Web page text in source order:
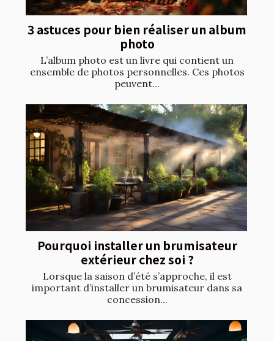
3 astuces pour bien réaliser un album
photo
L’album photo est un livre qui contient un
ensemble de photos personnelles. Ces photos
peuvent...
Pourquoi installer un brumisateur
extérieur chez soi ?
Lorsque la saison d’été s’approche, il est
important d’installer un brumisateur dans sa
concession...